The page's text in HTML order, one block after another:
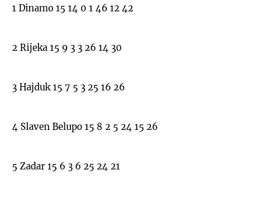
1 Dinamo 15 14 0 1 46 12 42
2 Rijeka 15 9 3 3 26 14 30
3 Hajduk 15 7 5 3 25 16 26
4 Slaven Belupo 15 8 2 5 24 15 26
5 Zadar 15 6 3 6 25 24 21